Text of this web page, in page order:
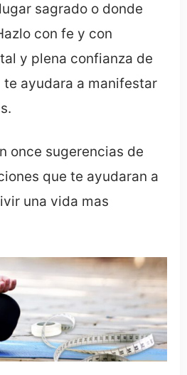
sagrado o donde
con fe y con
y plena confianza de
ayudara a manifestar
once sugerencias de
que te ayudaran a
una vida mas